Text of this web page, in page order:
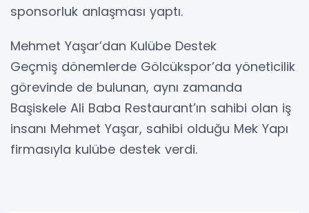
sponsorluk anlaşması yaptı.
Mehmet Yaşar’dan Kulübe Destek
Geçmiş dönemlerde Gölcükspor’da yöneticilik
görevinde de bulunan, aynı zamanda
Başiskele Ali Baba Restaurant’ın sahibi olan iş
insanı Mehmet Yaşar, sahibi olduğu Mek Yapı
firmasıyla kulübe destek verdi.